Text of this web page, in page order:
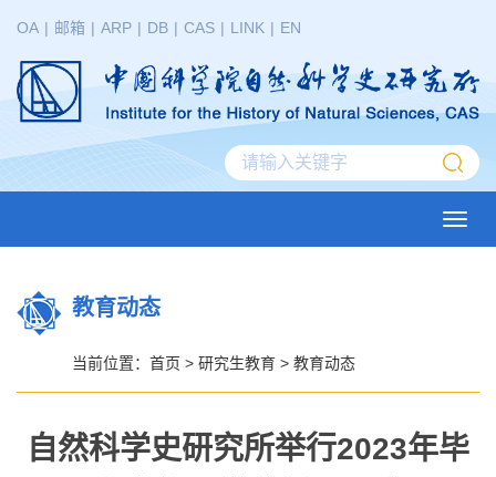
OA | 邮箱 | ARP | DB | CAS | LINK | EN
教育动态
当前位置： 首页 > 研究生教育 > 教育动态
自然科学史研究所举行2023年毕